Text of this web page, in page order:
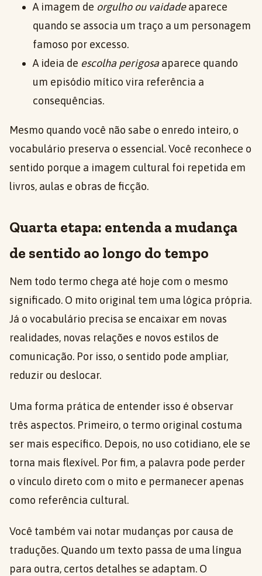
A imagem de orgulho ou vaidadeaparece
quando se associa um traço a um personagem
famoso por excesso.
A ideia de escolha perigosaaparece quando
um episódio mítico vira referência a
consequências.
Mesmo quando você não sabe o enredo inteiro, o
vocabulário preserva o essencial. Você reconhece o
sentido porque a imagem cultural foi repetida em
livros, aulas e obras de ficção.
Quarta etapa: entenda a mudança
de sentido ao longo do tempo
Nem todo termo chega até hoje com o mesmo
significado. O mito original tem uma lógica própria.
Já o vocabulário precisa se encaixar em novas
realidades, novas relações e novos estilos de
comunicação. Por isso, o sentido pode ampliar,
reduzir ou deslocar.
Uma forma prática de entender isso é observar
três aspectos. Primeiro, o termo original costuma
ser mais específico. Depois, no uso cotidiano, ele se
torna mais flexível. Por fim, a palavra pode perder
o vínculo direto com o mito e permanecer apenas
como referência cultural.
Você também vai notar mudanças por causa de
traduções. Quando um texto passa de uma língua
para outra, certos detalhes se adaptam. O